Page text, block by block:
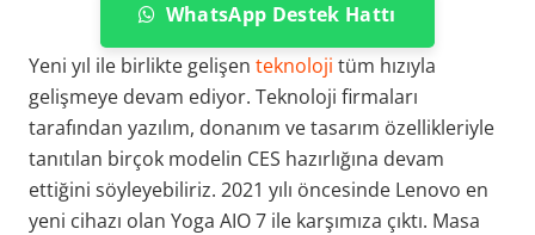
WhatsApp Destek Hattı
Yeni yıl ile birlikte gelişen teknoloji tüm hızıyla
gelişmeye devam ediyor. Teknoloji firmaları
tarafından yazılım, donanım ve tasarım özellikleriyle
tanıtılan birçok modelin CES hazırlığına devam
ettiğini söyleyebiliriz. 2021 yılı öncesinde Lenovo en
yeni cihazı olan Yoga AIO 7 ile karşımıza çıktı. Masa